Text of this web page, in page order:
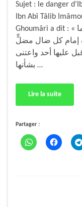
Sujet : le danger
Ibn Abî Tâlib
Ghoumâri a dit : « فقبَّح الله ابن تيمية وأخزاه وجزاه بما
إمام كل ضال مضلٍّ
عليها أحد واعتنى
بشأنها …
Lire la suite
Partager :